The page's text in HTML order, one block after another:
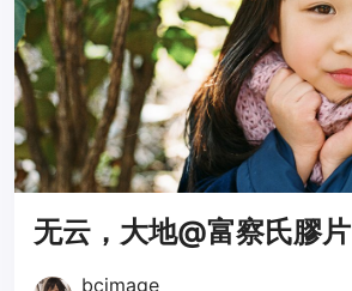
无云，大地@富察氏膠片
bcimage